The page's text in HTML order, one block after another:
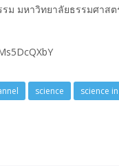
ม มหาวิทยาลัยธรรมศา
science science in